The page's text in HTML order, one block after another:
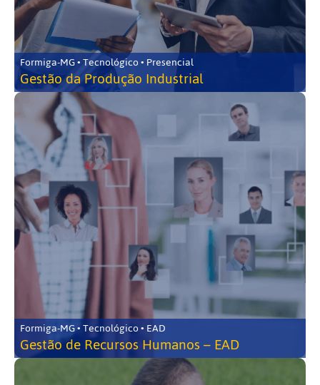
Formiga-MG • Tecnológico • Presencial
Gestão da Produção Industrial
Formiga-MG • Tecnológico • EAD
Gestão de Recursos Humanos – EAD